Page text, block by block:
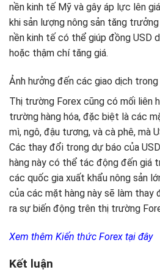
nền kinh tế Mỹ và gây áp lực lên
khi sản lượng nông sản tăng
nền kinh tế có thể giúp đồng USD
hoặc thậm chí tăng giá.
Ảnh hưởng đến các giao dịch
Thị trường Forex cũng có mối liên
trường hàng hóa, đặc biệt là các
mì, ngô, đậu tương, và cà phê, mà
Các thay đổi trong dự báo của
hàng này có thể tác động đến giá
các quốc gia xuất khẩu nông sản
của các mặt hàng này sẽ làm thay
ra sự biến động trên thị trường
Xem thêm Kiến thức Forex tại đây
Kết luận